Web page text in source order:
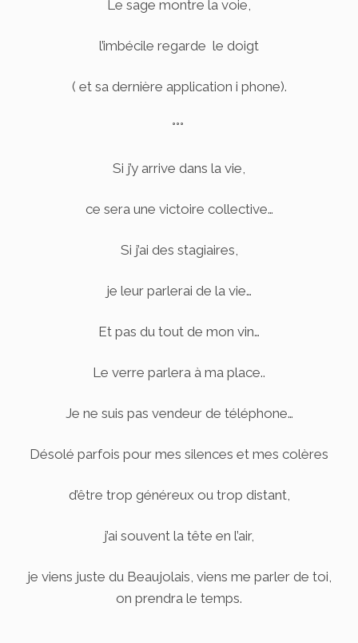
Le sage montre la voie,
l’imbécile regarde le doigt
( et sa dernière application i phone).
°°°
Si j’y arrive dans la vie,
ce sera une victoire collective…
Si j’ai des stagiaires,
je leur parlerai de la vie…
Et pas du tout de mon vin…
Le verre parlera à ma place..
Je ne suis pas vendeur de téléphone…
Désolé parfois pour mes silences et mes colères
d’être trop généreux ou trop distant,
j’ai souvent la tête en l’air,
je viens juste du Beaujolais, viens me parler de toi,
on prendra le temps.